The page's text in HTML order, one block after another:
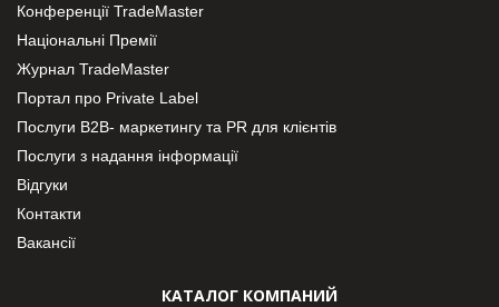
Конференції TradeMaster
Національні Премії
Журнал TradeMaster
Портал про Private Label
Послуги В2В- маркетингу та PR для клієнтів
Послуги з надання інформації
Відгуки
Контакти
Вакансії
КАТАЛОГ КОМПАНИЙ